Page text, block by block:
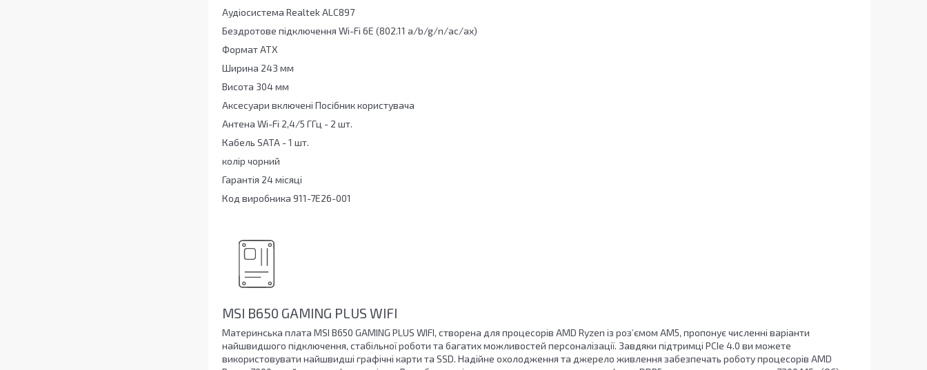
Аудіосистема Realtek ALC897
Бездротове підключення Wi-Fi 6E (802.11 a/b/g/n/ac/ax)
Формат ATX
Ширина 243 мм
Висота 304 мм
Аксесуари включені Посібник користувача
Антена Wi-Fi 2,4/5 ГГц - 2 шт.
Кабель SATA - 1 шт.
колір чорний
Гарантія 24 місяці
Код виробника 911-7E26-001
MSI B650 GAMING PLUS WIFI
Материнська плата MSI B650 GAMING PLUS WIFI, створена для процесорів AMD Ryzen із роз’ємом AM5, пропонує численні варіанти
найшвидшого підключення, стабільної роботи та багатих можливостей персоналізації. Завдяки підтримці PCIe 4.0 ви можете
використовувати найшвидші графічні карти та SSD. Надійне охолодження та джерело живлення забезпечать роботу процесорів AMD